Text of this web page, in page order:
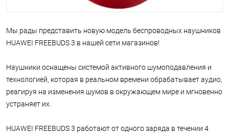
Мы рады представить новую модель беспроводных наушников
HUAWEI FREEBUDS 3 в нашей сети магазинов!
Наушники оснащены системой активного шумоподавления и
технологией, которая в реальном времени обрабатывает аудио,
реагируя на изменения шумов в окружающем мире и мгновенно
устраняет их.
HUAWEI FREEBUDS 3 работают от одного заряда в течении 4